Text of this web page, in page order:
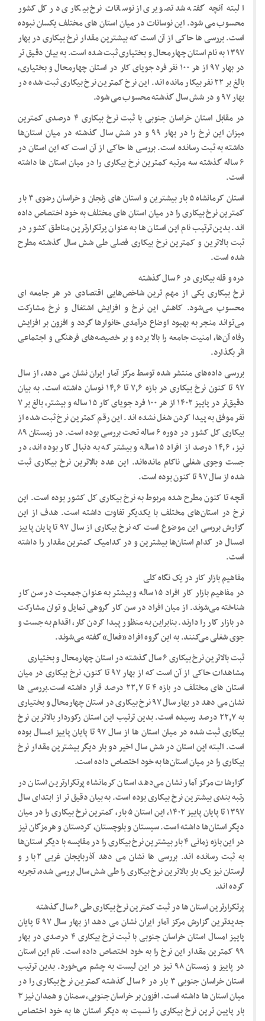
البته آنچه گفته شد تصویری از نوسانات نرخ بیکاری در کل کشور
محسوب می شود. این نوسانات در میان استان های مختلف یکسان نبوده
است. بررسی ها حاکی از آن است که بیشترین مقدار نرخ بیکاری در بهار
۱۳۹۷ به نام استان چهارمحال و بختیاری ثبت شده است. به بیان دقیق تر
در بهار ۹۷ از هر ۱۰۰ نفر فرد جویای کار در استان چهارمحال و بختیاری،‌
بالغ بر ۲۲ نفر بیکار مانده اند. این نرخ کمترین نرخ بیکاری ثبت شده در
بهار ۹۷ و در شش سال گذشته محسوب می شود.
در مقابل استان خراسان جنوبی با ثبت نرخ بیکاری ۴ درصدی کمترین
میزان این نرخ را در بهار ۹۹ و در شش سال گذشته در میان استان‌ها
داشته به ثبت رسانده است. بررسی ها حاکی از آن است که این استان در
۶ ساله گذشته سه مرتبه کمترین نرخ بیکاری را در میان استان ها داشته
است.
استان کرمانشاه ۵ بار بیشترین و استان های زنجان و خراسان رضوی ۳ بار
کمترین نرخ بیکاری را در میان استان های مختلف به خود اختصاص داده
اند. بدین ترتیب نام این استان ها به عنوان پرتکرارترین مناطق کشور در
ثبت بالاترین و کمترین نرخ بیکاری فصلی طی شش سال گذشته مطرح
شده است.
دره و قله بیکاری در ۶ سال گذشته
نرخ بیکاری یکی از مهم ترین شاخص‌هایی اقتصادی در هر جامعه ای
محسوب می‌شود. کاهش این نرخ و افزایش اشتغال و نرخ مشارکت
می‌تواند منجر به بهبود اوضاع درآمدی خانوارها گردد و افزون بر افزایش
رفاه آن‌ها،‌ امنیت جامعه را بالا برده و بر خصیصه‌های فرهنگی و اجتماعی
اثر بگذارد.
بررسی داده‌های منتشر شده توسط مرکز آمار ایران نشان می دهد، از سال
۹۷ تا کنون نرخ بیکاری در بازه ۷٫۶ تا ۱۴٫۶ نوسان داشته است. به بیان
دقیق‌تر در پاییز ۱۴۰۲ از هر ۱۰۰ فرد جویای کار ۱۵ ساله و بیشتر، بالغ بر ۷
نفر موفق به پیدا کردن شغل نشده اند. این رقم کمترین نرخ ثبت شده از
بیکاری کل کشور در دوره ۶ ساله تحت بررسی بوده است. در زمستان ۸۹
نیز،‌ ۱۴٫۶ درصد از افراد ۱۵ ساله و بیشتر که به دنبال کار بوده اند، در
جست وجوی شغلی ناکام مانده‌اند. این عدد بالاترین نرخ بیکاری ثبت
شده از سال ۹۷ تا کنون بوده است.
آنچه تا کنون مطرح شده مربوط به نرخ بیکاری کل کشور بوده است. این
نرخ در استان‌های مختلف با یکدیگر تفاوت داشته است. هدف از این
گزارش بررسی این موضوع است که نرخ بیکاری از سال ۹۷ تا پایان پاییز
امسال در کدام استان‌ها بیشترین و در کدامیک کمترین مقدار را داشته
است.
مفاهیم بازار کار در یک نگاه کلی
در مفاهیم بازار کار افراد ۱۵ ساله و بیشتر به عنوان جمعیت در سن کار
شناخته می‌شوند. از میان افراد در سن کار گروهی تمایل و توان مشارکت
در بازار کار را دارند. بنابراین به منظور پیدا کردن کار، اقدام به جست و
جوی شغلی می‌کنند. به این گروه افراد «فعال» گفته می‌شوند.
ثبت بالاترین نرخ بیکاری ۶ سال گذشته در استان چهارمحال و بختیاری
مشاهدات حاکی از آن است که از بهار ۹۷ تا کنون، ‌نرخ بیکاری در میان
استان های مختلف در بازه ۴ تا ۲۲٫۷ درصد قرار داشته است.بررسی ها
نشان می دهد در بهار سال ۹۷ نرخ بیکاری در استان چهارمحال و بختیاری
به ۲۲٫۷ درصد رسیده است. بدین ترتیب این استان رکوردار بالاترین نرخ
بیکاری ثبت شده در میان استان ها از سال ۹۷ تا پایان پاییز امسال بوده
است. البته این استان در شش سال اخیر دو بار دیگر بیشترین مقدار نرخ
بیکاری را در میان استان‌ها به خود اختصاص داده است.
گزارشات مرکز آمار نشان می‌دهد استان کرمانشاه پرتکرارترین استان در
رتبه بندی بیشترین نرخ بیکاری بوده است. به بیان دقیق تر از ابتدای سال
۱۳۹۷ تا پایان پاییز ۱۴۰۲،‌ این استان ۵ بار، کمترین نرخ بیکاری را در میان
دیگر استان‌ها داشته است. سیستان و بلوچستان، کردستان و هرمزگان نیز
در این بازه زمانی ۴ بار بیشترین نرخ بیکاری را در مقایسه با دیگر استان‌ها
به ثبت رسانده اند. بررسی ها نشان می دهد آذربایجان غربی ۲ بار و
لرستان نیز یک بار بالاترین نرخ بیکاری را طی شش سال بررسی شده، تجربه
کرده اند.
پرتکرارترین استان ها در ثبت کمترین نرخ بیکاری طی ۶ سال گذشته
جدیدترین گزارش مرکز آمار ایران نشان می دهد از بهار سال ۹۷ تا پایان
پاییز امسال استان خراسان جنوبی با ثبت نرخ بیکاری ۴ درصدی در بهار
۹۹ کمترین مقدار این نرخ را به خود اختصاص داده است. نام این استان
در پاییز و زمستان ۹۸ نیز در این لیست به چشم می‌خورد. بدین ترتیب
استان خراسان جنوبی ۳ بار در ۶ سال گذشته کمترین نرخ بیکاری را در
میان استان ها داشته است. افزون بر خراسان جنوبی، ‌سمنان و همدان نیز ۳
بار پایین ترین نرخ بیکاری را نسبت به دیگر استان ها به خود اختصاص